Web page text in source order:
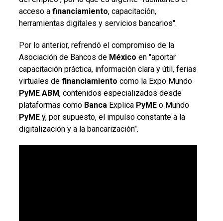
acceso a financiamiento, capacitación,
herramientas digitales y servicios bancarios".
Por lo anterior, refrendó el compromiso de la
Asociación de Bancos de México en "aportar
capacitación práctica, información clara y útil, ferias
virtuales de financiamiento como la Expo Mundo
PyME ABM, contenidos especializados desde
plataformas como BancaExplica PyMEo Mundo
PyMEy, por supuesto, el impulso constante a la
digitalización y a la bancarización".